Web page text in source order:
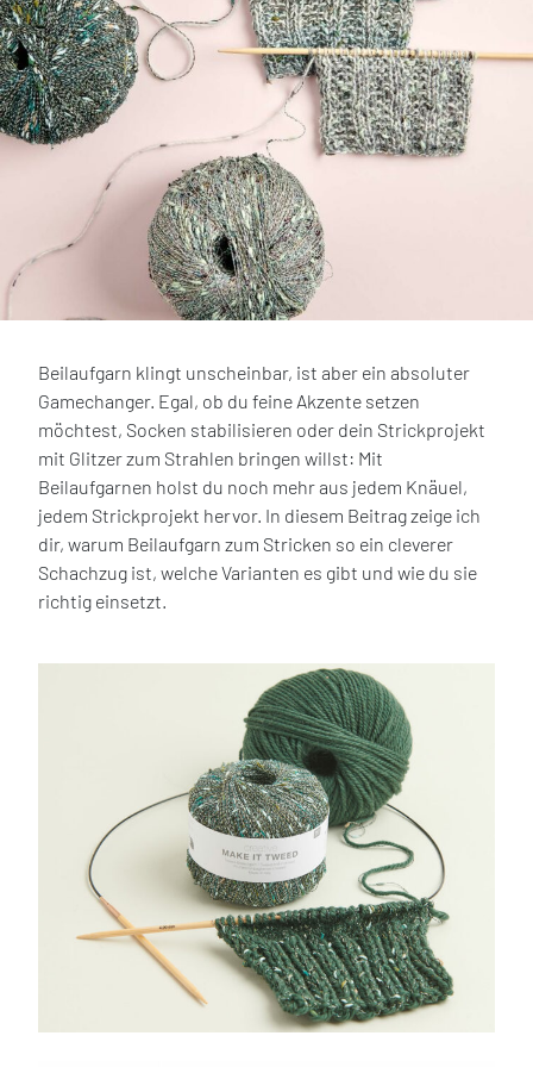
Beilaufgarn klingt unscheinbar, ist aber ein absoluter
Gamechanger. Egal, ob du feine Akzente setzen
möchtest, Socken stabilisieren oder dein Strickprojekt
mit Glitzer zum Strahlen bringen willst: Mit
Beilaufgarnen holst du noch mehr aus jedem Knäuel,
jedem Strickprojekt hervor. In diesem Beitrag zeige ich
dir, warum Beilaufgarn zum Stricken so ein cleverer
Schachzug ist, welche Varianten es gibt und wie du sie
richtig einsetzt.